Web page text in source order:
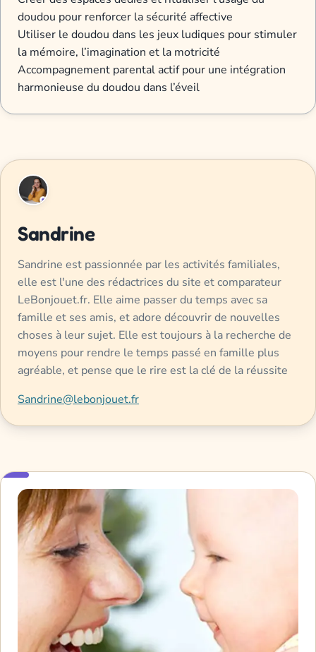
doudou pour renforcer la sécurité affective
Utiliser le doudou dans les jeux ludiques pour stimuler
la mémoire, l’imagination et la motricité
Accompagnement parental actif pour une intégration
harmonieuse du doudou dans l’éveil
Sandrine
Sandrine est passionnée par les activités familiales,
elle est l'une des rédactrices du site et comparateur
LeBonjouet.fr. Elle aime passer du temps avec sa
famille et ses amis, et adore découvrir de nouvelles
choses à leur sujet. Elle est toujours à la recherche de
moyens pour rendre le temps passé en famille plus
agréable, et pense que le rire est la clé de la réussite
Sandrine@lebonjouet.fr